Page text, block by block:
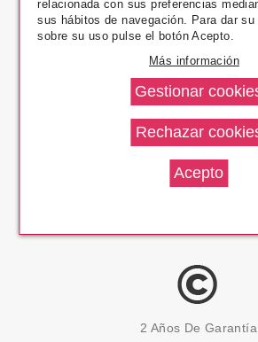
14 Días Devolución
2 Años De Garantía
relacionada con sus preferencias
sus hábitos de navegación. Para dar
sobre su uso pulse el botón Acepto.
Más información